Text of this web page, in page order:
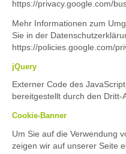
https://privacy.google.com/
Mehr Informationen zum
Sie in der
https://policies.google.com/
jQuery
Externer Code des
bereitgestellt durch den Dritt-
Cookie-Banner
Um Sie auf die Verwendung
zeigen wir auf unserer Seite